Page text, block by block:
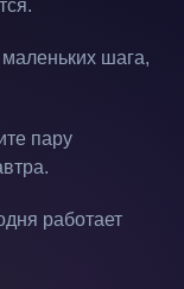
шага,
пару
работает